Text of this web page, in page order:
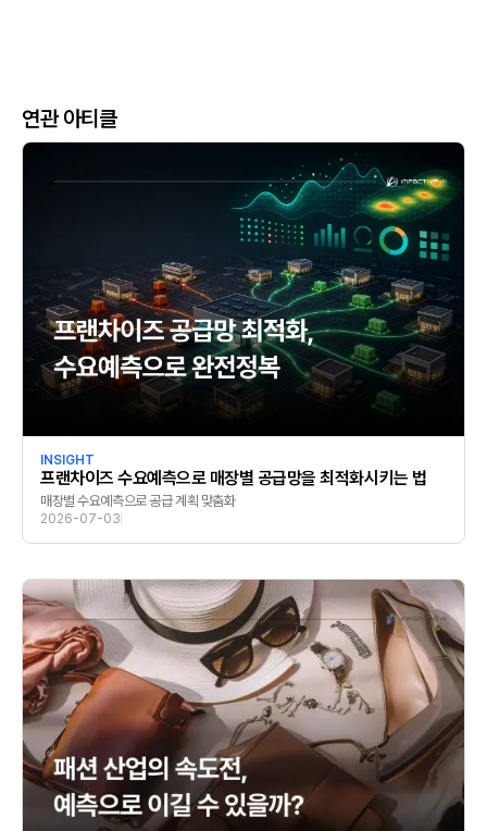
연관 아티클
INSIGHT
프랜차이즈 수요예측으로 매장별 공급망을 최적화시키는 법
매장별 수요예측으로 공급 계획 맞춤화
2026-07-03